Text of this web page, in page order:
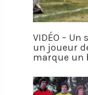
VIDÉO –
un joueur
marque un